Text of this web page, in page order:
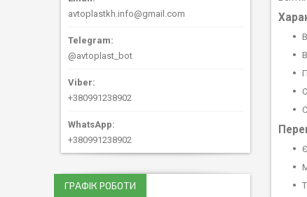
avtoplastkh.info@gmail.com
@avtoplast_bot
+380991238902
+380991238902
ГРАФІК РОБОТИ